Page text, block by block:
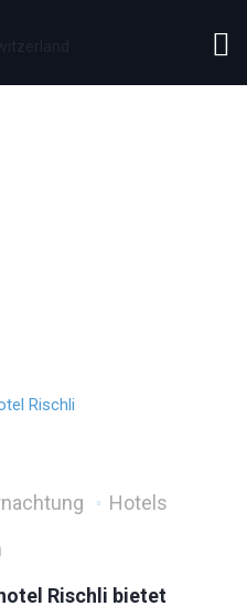
Rischli
Hotels
Rischli bietet